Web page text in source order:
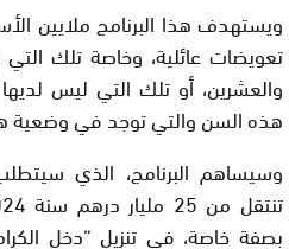
ويستهدف هذا البرنامج ملايين
تعويضات عائلية، وخاصة تلك
والعشرين، أو تلك التي ليس لديها
هذه السن والتي توجد في
وسيساهم البرنامج، الذي
بصفة خاصة، في تنزيل “دخل